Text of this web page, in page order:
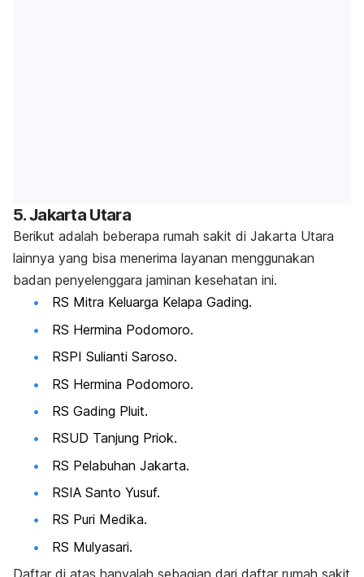
5. Jakarta Utara
Berikut adalah beberapa rumah sakit di Jakarta Utara
lainnya yang bisa menerima layanan menggunakan
badan penyelenggara jaminan kesehatan ini.
RS Mitra Keluarga Kelapa Gading.
RS Hermina Podomoro.
RSPI Sulianti Saroso.
RS Hermina Podomoro.
RS Gading Pluit.
RSUD Tanjung Priok.
RS Pelabuhan Jakarta.
RSIA Santo Yusuf.
RS Puri Medika.
RS Mulyasari.